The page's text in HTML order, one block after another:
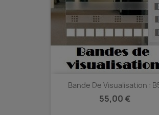
Bande De Visualisation :
Prix
55,00 €